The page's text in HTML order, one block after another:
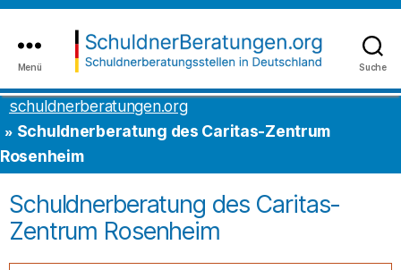
Inhalt
springen
to
the
content
Suche
schuldnerberatungen.org
Menü
schuldnerberatungen.org
Schuldnerberatung des Caritas-Zentrum
Rosenheim
Schuldnerberatung des Caritas-
Zentrum Rosenheim